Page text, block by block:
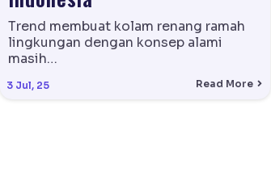
3 Jul, 25
Trend membuat kolam renang ramah
lingkungan dengan konsep alami
masih…
Read More